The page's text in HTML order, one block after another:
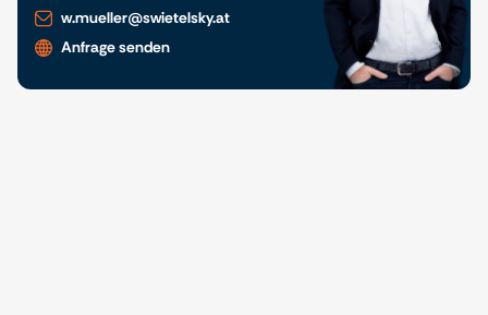
w.mueller@swietelsky.at
Anfrage senden